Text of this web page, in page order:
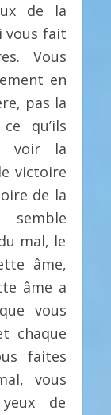
de la
vous fait
Vous
en
pas la
qu’ils
voir la
victoire
de la
mal, le
âme,
âme a
vous
chaque
faites
vous
de